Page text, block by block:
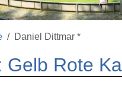
Daniel Dittmar *
Gelb Rote